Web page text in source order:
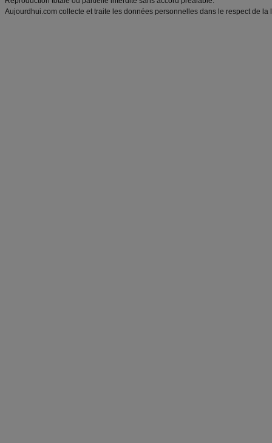
Aujourdhui.com collecte et traite les données personnelles dans le respect de